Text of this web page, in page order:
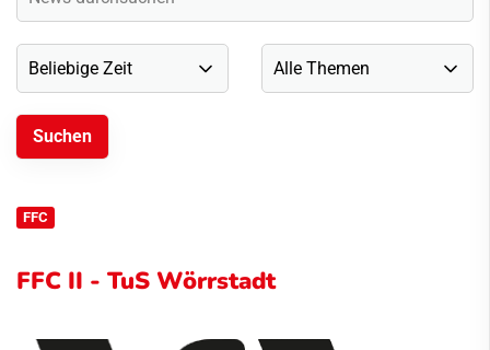
FFC
FFC II - TuS Wörrstadt